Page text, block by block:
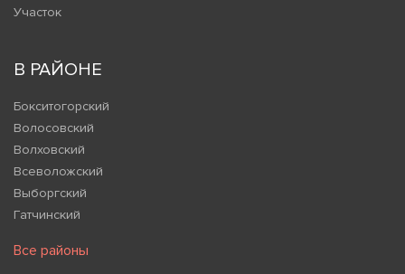
Участок
В РАЙОНЕ
Бокситогорский
Волосовский
Волховский
Всеволожский
Выборгский
Гатчинский
Все районы